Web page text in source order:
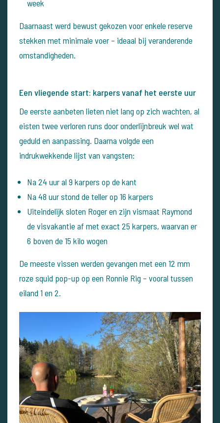
week
Daarnaast werd bewust gekozen voor enkele reserve
stekken met minimale voer – ideaal bij veranderende
omstandigheden.
Een vliegende start: karpers vanaf het eerste uur
De eerste aanbeten lieten niet lang op zich wachten, al
eisten twee verloren runs door onderlijnbreuk wel wat
geduld en aanpassing. Daarna volgde een
indrukwekkende lijst van vangsten:
Na 24 uur al 9 karpers op de kant
Na 48 uur stond de teller op 16 karpers
Uiteindelijk sloten Roger en zijn vismaat Raymond
de visvakantie af met exact 25 karpers, waarvan er
6 boven de 15 kilo wogen
De meeste vissen werden gevangen met een 12 mm
roze squid pop-up op een Ronnie Rig – vooral tussen
eiland 1 en 2.